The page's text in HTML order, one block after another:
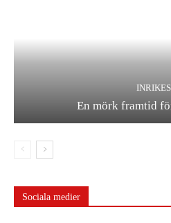
INRIKES
En mörk framtid
Sociala medier